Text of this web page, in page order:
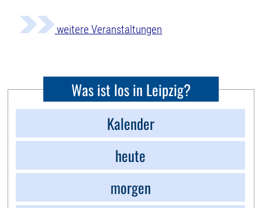
weitere Veranstaltungen
Was ist los in Leipzig?
Kalender
heute
morgen